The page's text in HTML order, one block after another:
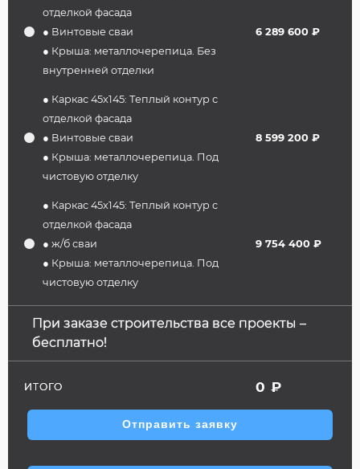
отделкой фасада
● Винтовые сваи
● Крыша: металлочерепица. Без
внутренней отделки
6 289 600 ₽
● Каркас 45х145: Теплый контур с
отделкой фасада
● Винтовые сваи
● Крыша: металлочерепица. Под
чистовую отделку
8 599 200 ₽
● Каркас 45х145: Теплый контур с
отделкой фасада
● ж/б сваи
● Крыша: металлочерепица. Под
чистовую отделку
9 754 400 ₽
При заказе строительства все проекты –
бесплатно!
ИТОГО 0 ₽
Отправить заявку